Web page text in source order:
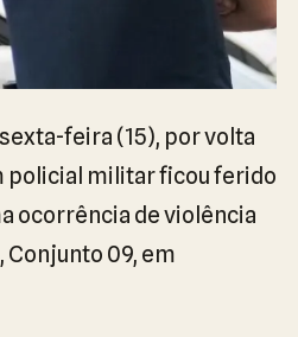
feira (15), por volta
policial militar ficou ferido
ocorrência de violência
Conjunto 09, em